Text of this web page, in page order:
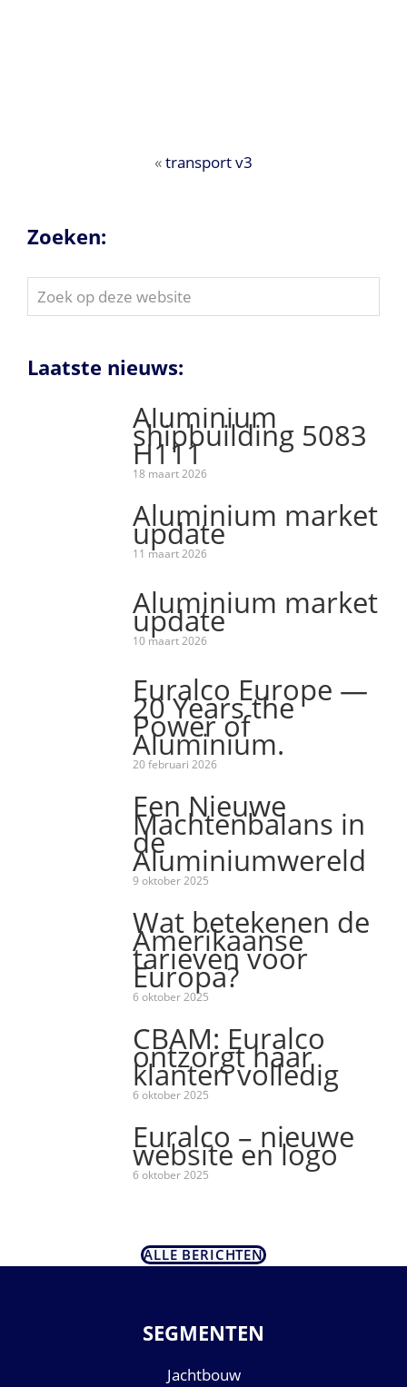
«transport v3
Zoeken:
Zoek
op
website
Laatste nieuws:
Aluminium
shipbuilding 5083
H111
18 maart 2026
Aluminium market
update
11 maart 2026
Aluminium market
update
10 maart 2026
Euralco Europe —
20 Years the
Power of
Aluminium.
20 februari 2026
Een Nieuwe
Machtenbalans in
de
Aluminiumwereld
9 oktober 2025
Wat betekenen de
Amerikaanse
tarieven voor
Europa?
6 oktober 2025
CBAM: Euralco
ontzorgt haar
klanten volledig
6 oktober 2025
Euralco – nieuwe
website en logo
6 oktober 2025
ALLE BERICHTEN
SEGMENTEN
Jachtbouw